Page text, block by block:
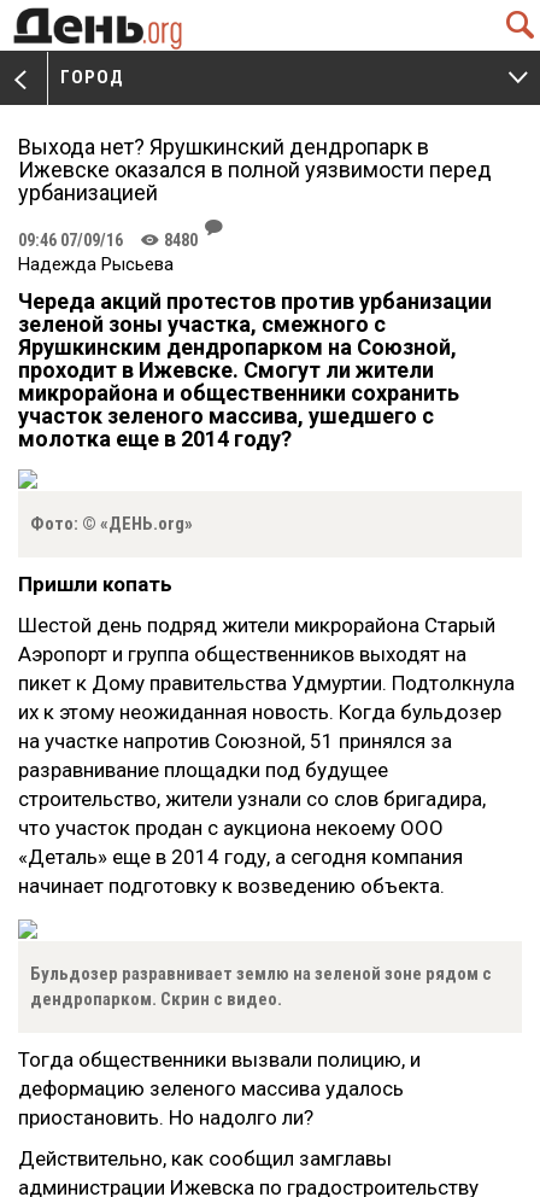
Q
V
ГОРОД
W
Выхода нет? Ярушкинский дендропарк в
Ижевске оказался в полной уязвимости перед
урбанизацией
09:46 07/09/16 K 8480
J
Надежда Рысьева
Череда акций протестов против урбанизации
зеленой зоны участка, смежного с
Ярушкинским дендропарком на Союзной,
проходит в Ижевске. Смогут ли жители
микрорайона и общественники сохранить
участок зеленого массива, ушедшего с
молотка еще в 2014 году?
Фото: © «ДЕНЬ.org»
Пришли копать
Шестой день подряд жители микрорайона Старый
Аэропорт и группа общественников выходят на
пикет к Дому правительства Удмуртии. Подтолкнула
их к этому неожиданная новость. Когда бульдозер
на участке напротив Союзной, 51 принялся за
разравнивание площадки под будущее
строительство, жители узнали со слов бригадира,
что участок продан с аукциона некоему ООО
«Деталь» еще в 2014 году, а сегодня компания
начинает подготовку к возведению объекта.
Бульдозер разравнивает землю на зеленой зоне рядом с
дендропарком. Скрин с видео.
Тогда общественники вызвали полицию, и
деформацию зеленого массива удалось
приостановить. Но надолго ли?
Действительно, как сообщил замглавы
администрации Ижевска по градостроительству